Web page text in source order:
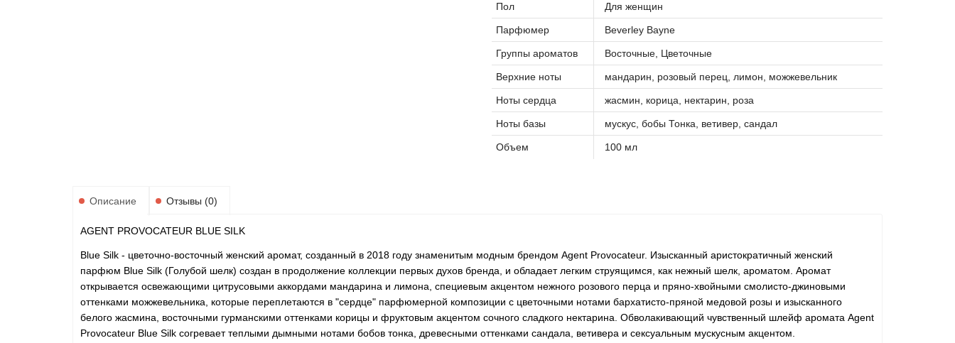
Пол Для женщин
Парфюмер Beverley Bayne
Группы ароматов Восточные, Цветочные
Верхние ноты мандарин, розовый перец, лимон, можжевельник
Ноты сердца жасмин, корица, нектарин, роза
Ноты базы мускус, бобы Тонка, ветивер, сандал
Объем 100 мл
Описание Отзывы (0)
AGENT PROVOCATEUR BLUE SILK
Blue Silk - цветочно-восточный женский аромат, созданный в 2018 году знаменитым модным брендом Agent Provocateur. Изысканный аристократичный женский
парфюм Blue Silk (Голубой шелк) создан в продолжение коллекции первых духов бренда, и обладает легким струящимся, как нежный шелк, ароматом. Аромат
открывается освежающими цитрусовыми аккордами мандарина и лимона, специевым акцентом нежного розового перца и пряно-хвойными смолисто-джиновыми
оттенками можжевельника, которые переплетаются в "сердце" парфюмерной композиции с цветочными нотами бархатисто-пряной медовой розы и изысканного
белого жасмина, восточными гурманскими оттенками корицы и фруктовым акцентом сочного сладкого нектарина. Обволакивающий чувственный шлейф аромата Agent
Provocateur Blue Silk согревает теплыми дымными нотами бобов тонка, древесными оттенками сандала, ветивера и сексуальным мускусным акцентом.